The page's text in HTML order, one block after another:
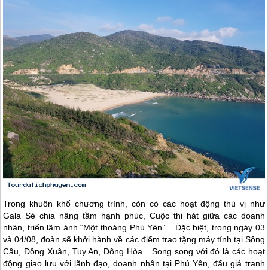
Trong khuôn khổ chương trình, còn có các hoạt động thú vị như
Gala Sẻ chia nâng tầm hạnh phúc, Cuộc thi hát giữa các doanh
nhân, triển lãm ảnh “Một thoáng Phú Yên”... Đặc biệt, trong ngày 03
và 04/08, đoàn sẽ khởi hành về các điểm trao tặng máy tính tại Sông
Cầu, Đồng Xuân, Tuy An, Đông Hòa... Song song với đó là các hoạt
động giao lưu với lãnh đạo, doanh nhân tại Phú Yên, đấu giá tranh